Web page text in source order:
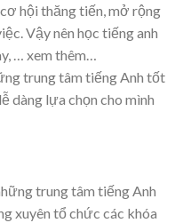
hội thăng tiến, mở rộng
Vậy nên học tiếng anh
… xem thêm…
trung tâm tiếng Anh tốt
dàng lựa chọn cho mình
trung tâm tiếng Anh
xuyên tổ chức các khóa